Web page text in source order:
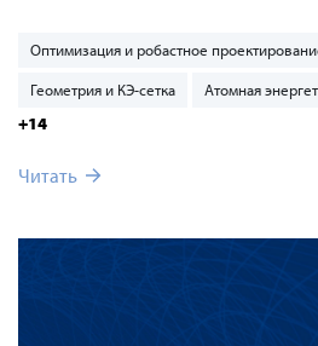
Оптимизация и робастное
Геометрия и КЭ-сетка Атомная
+14
Читать